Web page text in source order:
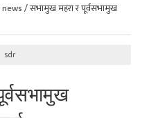
/सभामुख महरा र पूर्वसभामुख
sdr